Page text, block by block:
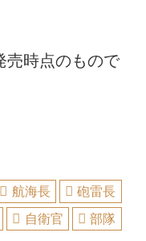
時点のもので
航海長
砲雷長
自衛官 部隊